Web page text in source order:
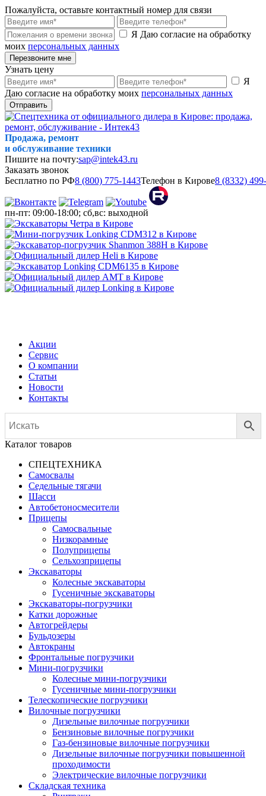
Пожалуйста, оставьте контактный номер для связи
Я Даю согласие на обработку
моих персональных данных
Перезвоните мне
Узнать цену
Я
Даю согласие на обработку моих персональных данных
Отправить
Продажа, ремонт
и обслуживание техники
Пишите на почту:sap@intek43.ru
Заказать звонок
Бесплатно по РФ8 (800) 775-1443Телефон в Кирове8 (8332)
пн-пт: 09:00-18:00; сб,вс: выходной
Акции
Сервис
О компании
Статьи
Новости
Контакты
Каталог товаров
СПЕЦТЕХНИКА
Самосвалы
Седельные тягачи
Шасси
Автобетоно­смесители
Прицепы
Самосвальные
Низкорамные
Полуприцепы
Сельхозприцепы
Экскаваторы
Колесные экскаваторы
Гусеничные экскаваторы
Экскаваторы-погрузчики
Катки дорожные
Автогрейдеры
Бульдозеры
Автокраны
Фронтальные погрузчики
Мини-погрузчики
Колесные мини-погрузчики
Гусеничные мини-погрузчики
Телескопические погрузчики
Вилочные погрузчики
Дизельные вилочные погрузчики
Бензиновые вилочные погрузчики
Газ-бензиновые вилочные погрузчики
Дизельные вилочные погрузчики повышенной
проходимости
Электрические вилочные погрузчики
Складская техника